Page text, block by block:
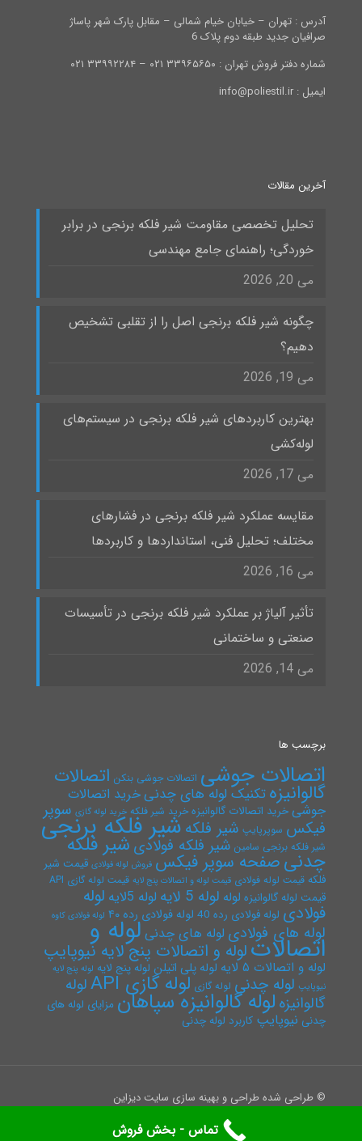
آدرس : تهران – خیابان خیام شمالی – مقابل پارک شهر پاساژ
صرافیان جدید طبقه دوم پلاک 6
شماره دفتر فروش تهران : ۳۳۹۶۵۶۵۰ ۰۲۱ – ۳۳۹۹۲۲۸۴ ۰۲۱
ایمیل : info@poliestil.ir
آخرین مقالات
تحلیل تخصصی مقاومت شیر فلکه برنجی در برابر
خوردگی؛ راهنمای جامع مهندسی
می 20, 2026
چگونه شیر فلکه برنجی اصل را از تقلبی تشخیص
دهیم؟
می 19, 2026
بهترین کاربردهای شیر فلکه برنجی در سیستم‌های
لوله‌کشی
می 17, 2026
مقایسه عملکرد شیر فلکه برنجی در فشارهای
مختلف؛ تحلیل فنی، استانداردها و کاربردها
می 16, 2026
تأثیر آلیاژ بر عملکرد شیر فلکه برنجی در تأسیسات
صنعتی و ساختمانی
می 14, 2026
برچسب ها
اتصالات جوشی اتصالات جوشی بنکن اتصالات
گالوانیزهتکنیک لوله های چدنیخرید اتصالات
جوشیخرید اتصالات گالوانیزه خرید شیر فلکه خرید لوله گازی سوپر
فیکس سوپرپایپ شیر فلکه شیر فلکه برنجی
شیر فلکه برنجی سامین شیر فلکه فولادی شیر فلکه
چدنیصفحه سوپر فیکس فروش لوله فولادی قیمت شیر
فلکه قیمت لوله فولادی قیمت لوله و اتصالات پنج لایه قیمت لوله گازی API
قیمت لوله گالوانیزه لوله لوله 5 لایه لوله 5لایه لوله
فولادی لوله فولادی رده 40 لوله فولادی رده ۴۰ لوله فولادی کاوه
لوله های فولادی لوله های چدنی لوله و اتصالاتلوله و اتصالات پنج لایه نیوپایپ
لوله و اتصالات ۵ لایه لوله پلی اتیلن لوله پنج لایه لوله پنج لایه
نیوپایپ لوله چدنی لوله گازی لوله گازی API لوله
گالوانیزه لوله گالوانیزه سپاهان مزایای لوله های
چدنی نیوپایپ کاربرد لوله چدنی
© طراحی شده طراحی و بهینه سازی سایت دیزاین
تماس - بخش فروش